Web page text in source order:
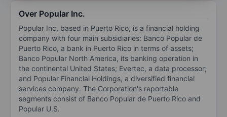
Over Popular Inc.
Popular Inc, based in Puerto Rico, is a financial holding
company with four main subsidiaries: Banco Popular de
Puerto Rico, a bank in Puerto Rico in terms of assets;
Banco Popular North America, its banking operation in
the continental United States; Evertec, a data processor;
and Popular Financial Holdings, a diversified financial
services company. The Corporation's reportable
segments consist of Banco Popular de Puerto Rico and
Popular U.S.